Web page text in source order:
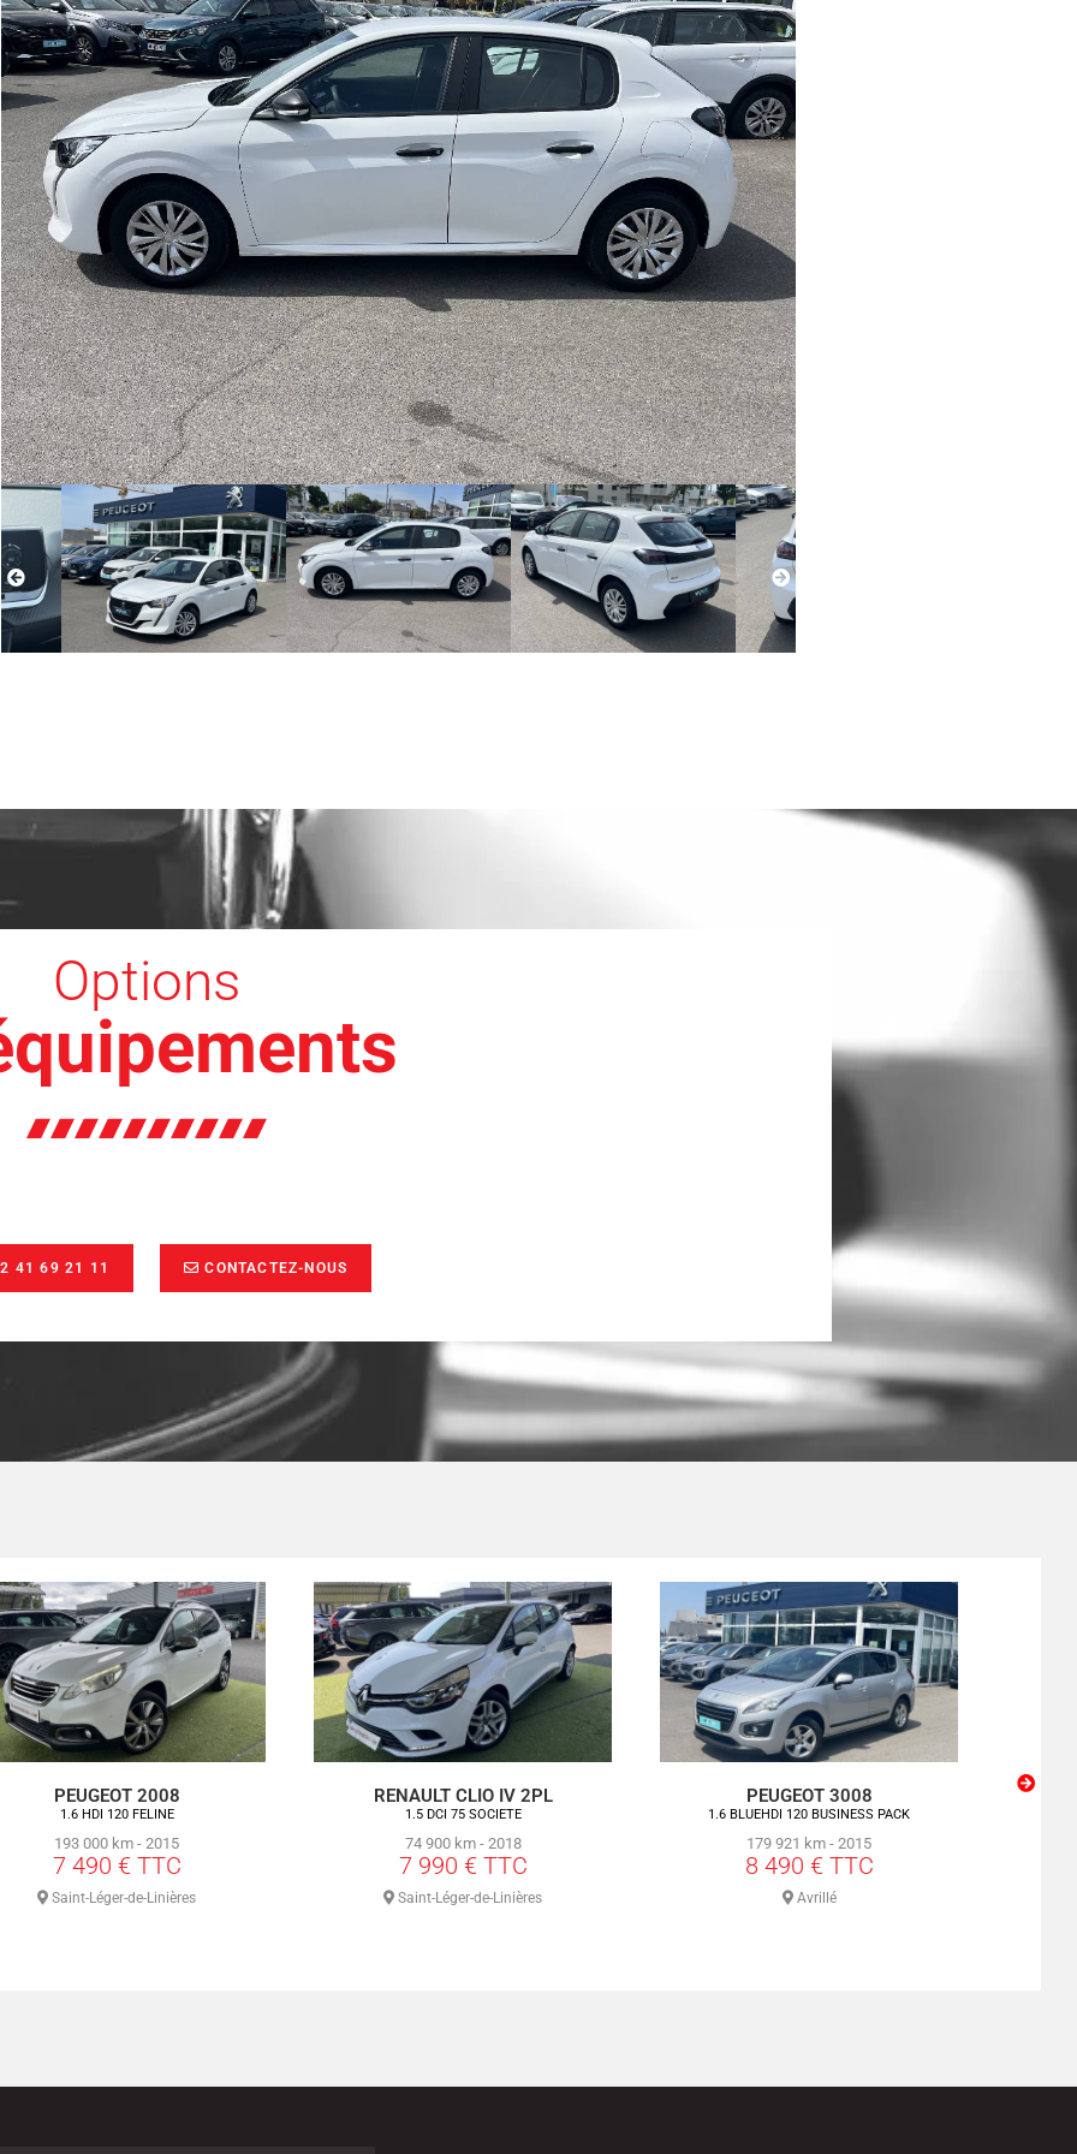
Options
41 69 21 11 CONTACTEZ-NOUS
CITROEN C3 III Ph2
1.2 PureTech 82 YOU
38 626 km - 2022
9 990 € TTC
Saint-Léger-de-Linières
CITROEN C3 III ENTREPRISE
1.5 BlueHDi 100 CV FEEL NAV
56 460 km - 2019
9 990 € TTC
Saint-Léger-de-Linières
PEUGEOT EXPERT III
1.6 BLUEHDI 115 STANDARD PREMIUM
211 839 km - 2018
10 490 € TTC